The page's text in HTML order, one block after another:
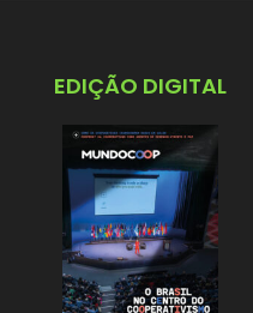
EDIÇÃO DIGITAL